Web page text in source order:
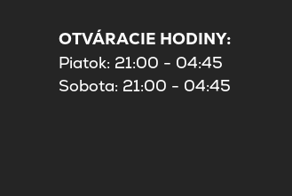
OTVÁRACIE HODINY:
Piatok: 21:00 - 04:45
Sobota: 21:00 - 04:45